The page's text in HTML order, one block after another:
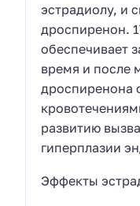
эстрадиолу, и
дроспиренон.
обеспечивает
время и после
дроспиренона
развитию
гиперплазии
Эффекты